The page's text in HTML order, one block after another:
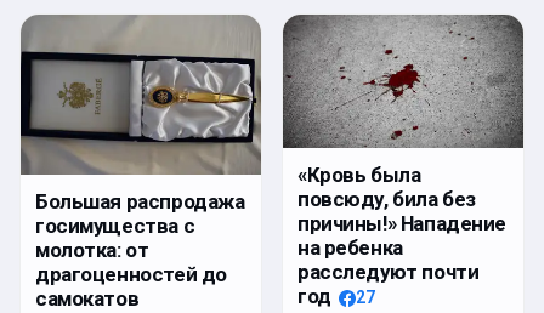
Большая распродажа
госимущества с
молотка: от
драгоценностей до
самокатов
«Кровь была
повсюду, била без
причины!» Нападение
на ребенка
расследуют почти
год
27